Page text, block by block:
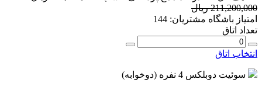
211,200,000 ریال
امتیاز باشگاه مشتریان: 144
تعداد اتاق
انتخاب اتاق
سوئیت دوبلکس 4 نفره (دوخوابه)